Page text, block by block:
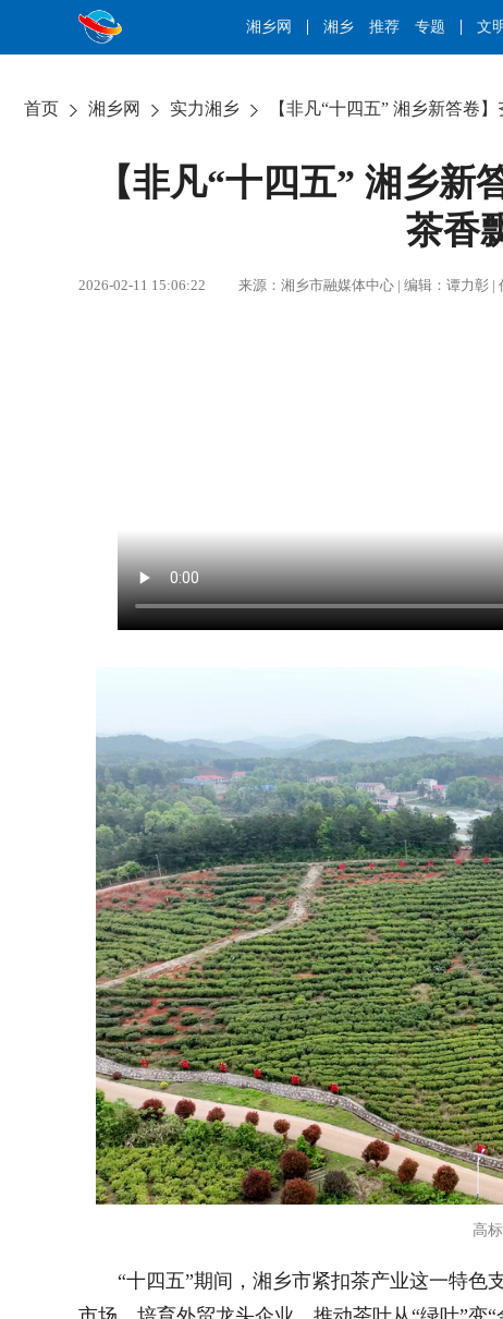
湘乡网 湘乡 推荐 专题 文
首页 湘乡网 实力湘乡 【非凡“十四五” 湘乡新答卷
【非凡“十四五” 湘乡
茶香
2026-02-11 15:06:22 来源：湘乡市融媒体中心 | 编辑：谭力
高
“十四五”期间，湘乡市紧扣茶产业这一特色